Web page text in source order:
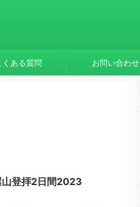
くある質問 お問い合わせ
山登拝2日間2023